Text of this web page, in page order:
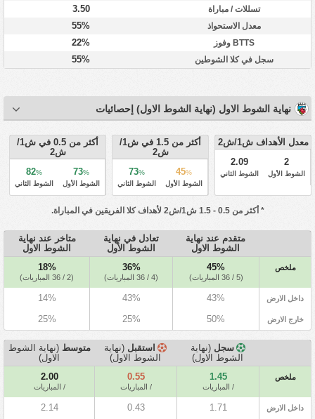
تسللات / مباراة 3.50
معدل الاستحواذ 55%
BTTS وفوز 22%
سجل في كلا الشوطين 55%
نهاية الشوط الاول (نهاية الشوط الاول) إحصائيات
معدل الأهداف ش1/ش2
2
الشوط الأول
2.09
الشوط الثاني
أكثر من 1.5 في ش1/
ش2
45%
الشوط الأول
73%
الشوط الثاني
أكثر من 0.5 في ش1/
ش2
73%
الشوط الأول
82%
الشوط الثاني
* أكثر من 0.5 - 1.5 ش1/ش2 لأهداف كلا الفريقين في المباراة.
متقدم عند نهاية
الشوط الاول
تعادل في نهاية
الشوط الأول
متاخر عند نهاية
الشوط الاول
ملخص 45%
(5 / 36 المباريات)
36%
(4 / 36 المباريات)
18%
(2 / 36 المباريات)
داخل الارض 43%
43%
14%
خارج الارض 50%
25%
25%
سجل (نهاية
الشوط الاول)
استقبل (نهاية
الشوط الاول)
متوسط (نهاية الشوط
الاول)
ملخص 1.45
/ المباريات
0.55
/ المباريات
2.00
/ المباريات
داخل الارض 1.71
0.43
2.14